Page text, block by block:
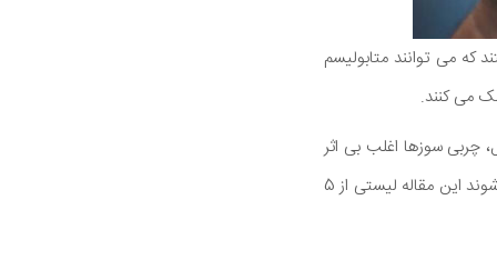
که می توانند متابولیسم
می کنند.
چربی سوزها اغلب بی اثر
هستند و حتی ممکن است مضر باشند. به همین دلیل آنها توسط مقامات نظارتی مواد غذایی تنظیم نمی شوند این مقاله لیستی از 5